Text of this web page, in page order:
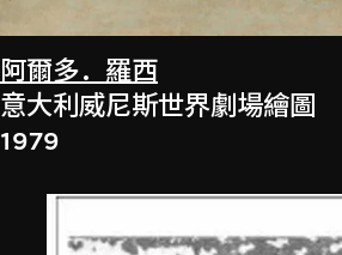
阿爾多．羅西
意大利威尼斯世界劇場繪圖
1979